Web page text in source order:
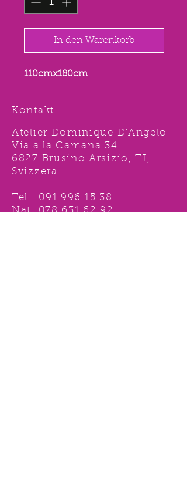
In den Warenkorb
110cmx180cm
Kontakt
Atelier Dominique D'Angelo
Via a la Camana 34
6827 Brusino Arsizio, TI,
Svizzera
Tel. 091 996 15 38
Nat:078 631 62 92